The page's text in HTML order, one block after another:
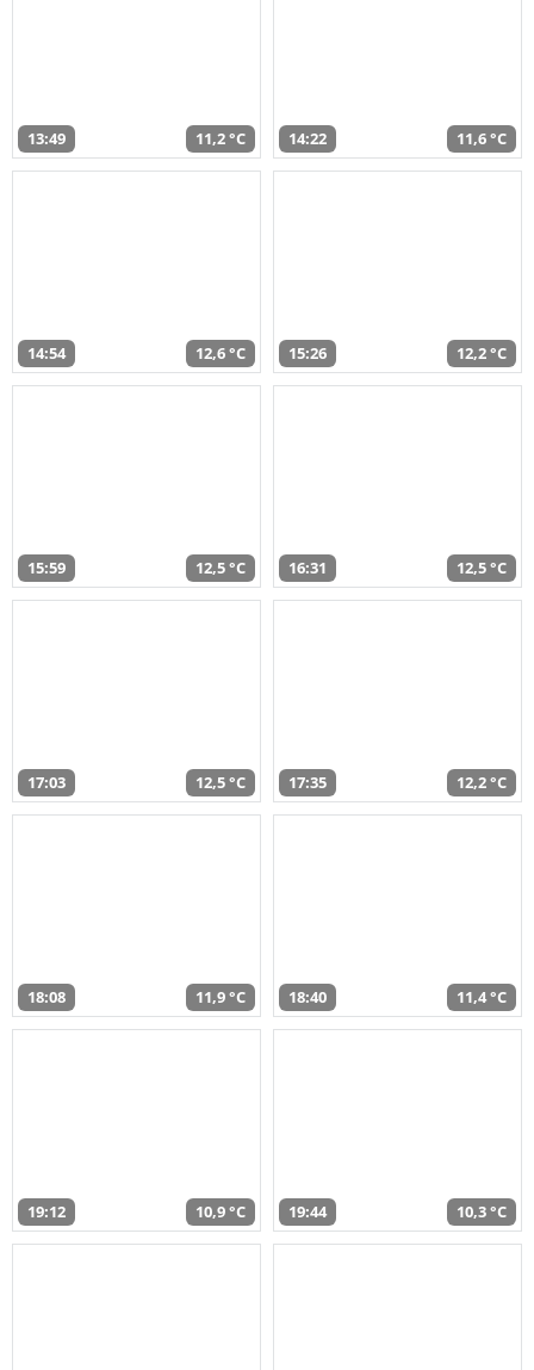
13:49 11,2 °C 14:22 11,6 °C
14:54 12,6 °C 15:26 12,2 °C
15:59 12,5 °C 16:31 12,5 °C
17:03 12,5 °C 17:35 12,2 °C
18:08 11,9 °C 18:40 11,4 °C
19:12 10,9 °C 19:44 10,3 °C